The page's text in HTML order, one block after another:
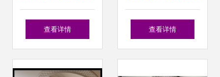
新风尚 告别落伍案
查看详情
精装二居室，都市
查看详情